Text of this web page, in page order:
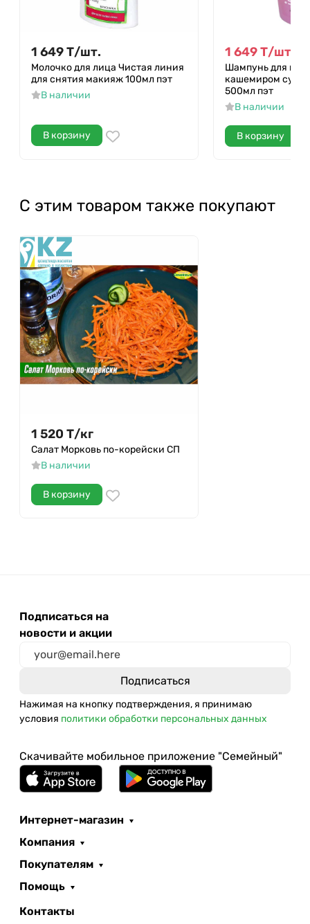
1 649Т/шт.
Молочко для лица Чистая линия
для снятия макияж 100мл пэт
В наличии
В корзину
1 649Т/шт.
Шампунь для
кашемиром
500мл пэт
В наличии
В корзину
С этим товаром также покупают
1 520 Т/кг
Салат Морковь по-корейски СП
В наличии
В корзину
Подписаться на
новости и акции
Нажимая на кнопку подтверждения, я принимаю
условия политики обработки персональных данных
Скачивайте мобильное приложение "Семейный"
Интернет-магазин
Компания
Покупателям
Помощь
Контакты